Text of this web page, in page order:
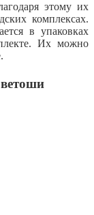
этому их
комплексах.
в упаковках
Их можно
ветоши